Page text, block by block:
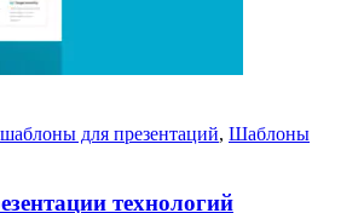
для презентаций, Шаблоны
технологий